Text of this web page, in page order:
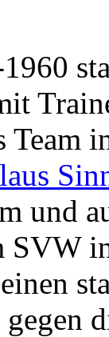
Team
und
SVW
gegen